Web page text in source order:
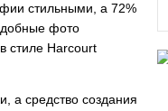
стильными, а 72%
фото
стиле Harcourt
а средство создания